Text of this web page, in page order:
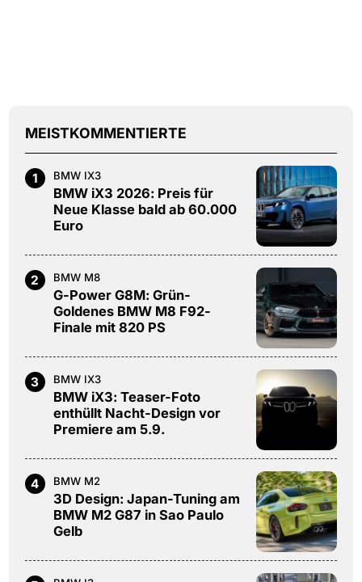
MEISTKOMMENTIERTE
1 BMW IX3
BMW iX3 2026: Preis für
Neue Klasse bald ab 60.000
Euro
2 BMW M8
G-Power G8M: Grün-
Goldenes BMW M8 F92-
Finale mit 820 PS
3 BMW IX3
BMW iX3: Teaser-Foto
enthüllt Nacht-Design vor
Premiere am 5.9.
4 BMW M2
3D Design: Japan-Tuning am
BMW M2 G87 in Sao Paulo
Gelb